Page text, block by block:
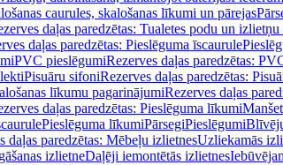
caurules, skalošanas līkumi un pārejas
daļas paredzētas: Tualetes podu un
daļas paredzētas: Pieslēguma īscaurule
PVC pieslēgumiRezerves daļas paredzētas:
Pisuāru sifoniRezerves daļas paredzētas:
līkumu pagarinājumiRezerves daļas
daļas paredzētas: Pieslēguma līkumi
Pieslēguma līkumiPārsegiPieslēgumi
daļas paredzētas: Mēbeļu izlietnesUzliekamās
izlietneDaļēji iemontētās izlietnes